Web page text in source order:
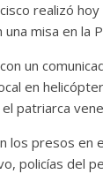
realizó
una misa en la
un
en
patriarca
los presos en
policías del